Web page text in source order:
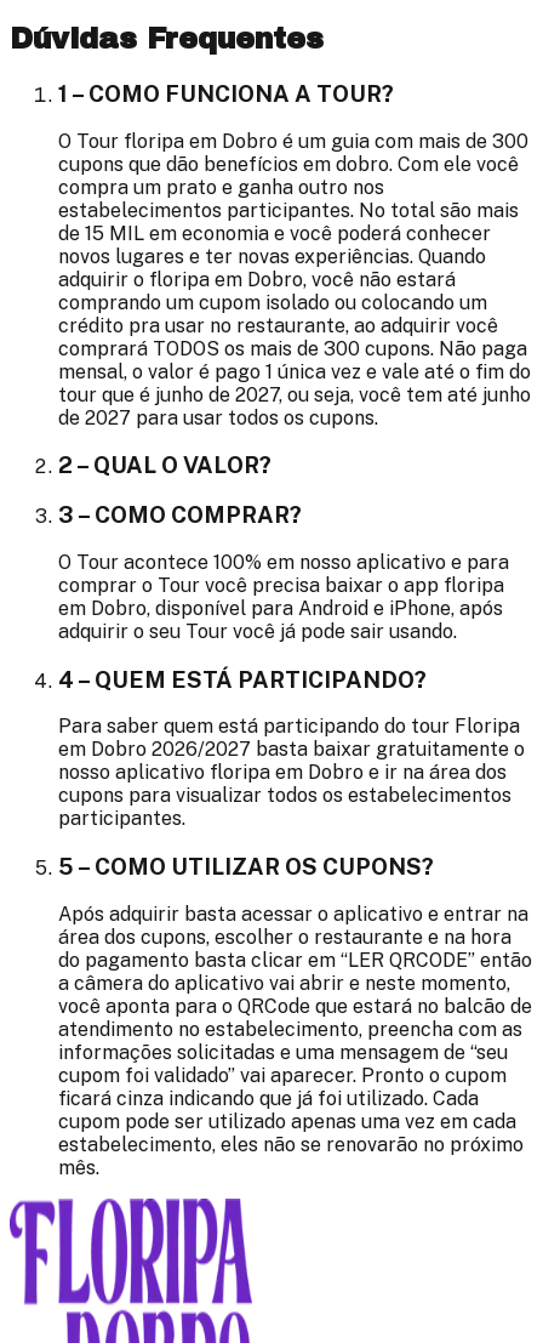
Dúvidas Frequentes
1 – COMO FUNCIONA A TOUR?
O Tour floripa em Dobro é um guia com mais de 300
cupons que dão benefícios em dobro. Com ele você
compra um prato e ganha outro nos
estabelecimentos participantes. No total são mais
de 15 MIL em economia e você poderá conhecer
novos lugares e ter novas experiências. Quando
adquirir o floripa em Dobro, você não estará
comprando um cupom isolado ou colocando um
crédito pra usar no restaurante, ao adquirir você
comprará TODOS os mais de 300 cupons. Não paga
mensal, o valor é pago 1 única vez e vale até o fim do
tour que é junho de 2027, ou seja, você tem até junho
de 2027 para usar todos os cupons.
2 – QUAL O VALOR?
3 – COMO COMPRAR?
O Tour acontece 100% em nosso aplicativo e para
comprar o Tour você precisa baixar o app floripa
em Dobro, disponível para Android e iPhone, após
adquirir o seu Tour você já pode sair usando.
4 – QUEM ESTÁ PARTICIPANDO?
Para saber quem está participando do tour Floripa
em Dobro 2026/2027 basta baixar gratuitamente o
nosso aplicativo floripa em Dobro e ir na área dos
cupons para visualizar todos os estabelecimentos
participantes.
5 – COMO UTILIZAR OS CUPONS?
Após adquirir basta acessar o aplicativo e entrar na
área dos cupons, escolher o restaurante e na hora
do pagamento basta clicar em “LER QRCODE” então
a câmera do aplicativo vai abrir e neste momento,
você aponta para o QRCode que estará no balcão de
atendimento no estabelecimento, preencha com as
informações solicitadas e uma mensagem de “seu
cupom foi validado” vai aparecer. Pronto o cupom
ficará cinza indicando que já foi utilizado. Cada
cupom pode ser utilizado apenas uma vez em cada
estabelecimento, eles não se renovarão no próximo
mês.